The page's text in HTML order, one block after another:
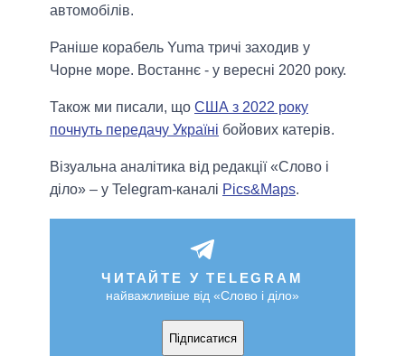
автомобілів.
Раніше корабель Yuma тричі заходив у
Чорне море. Востаннє - у вересні 2020 року.
Також ми писали, що США з 2022 року
почнуть передачу Україні бойових катерів.
Візуальна аналітика від редакції «Слово і
діло» – у Telegram-каналі Pics&Maps.
ЧИТАЙТЕ У TELEGRAM
найважливіше від «Слово і діло»
Підписатися